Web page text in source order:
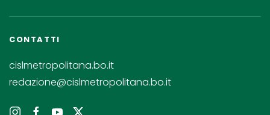
CONTATTI
cislmetropolitana.bo.it
redazione@cislmetropolitana.bo.it